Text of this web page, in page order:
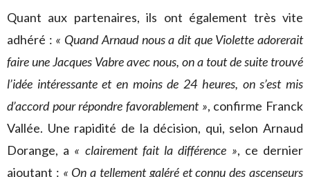
Quant aux partenaires, ils ont également très vite
adhéré : « Quand Arnaud nous a dit que Violette adorerait
faire une Jacques Vabre avec nous, on a tout de suite trouvé
l’idée intéressante et en moins de 24 heures, on s’est mis
d’accord pour répondre favorablement », confirme Franck
Vallée. Une rapidité de la décision, qui, selon Arnaud
Dorange, a « clairement fait la différence », ce dernier
ajoutant : « On a tellement galéré et connu des ascenseurs